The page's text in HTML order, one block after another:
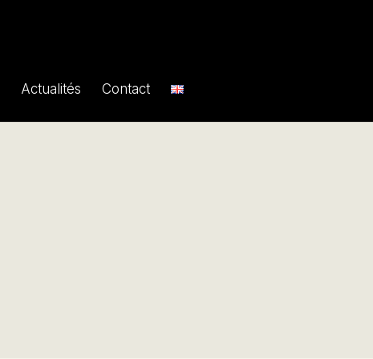
Actualités Contact